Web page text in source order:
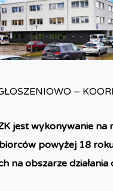
–
jest wykonywanie na
powyżej 18
na obszarze działania